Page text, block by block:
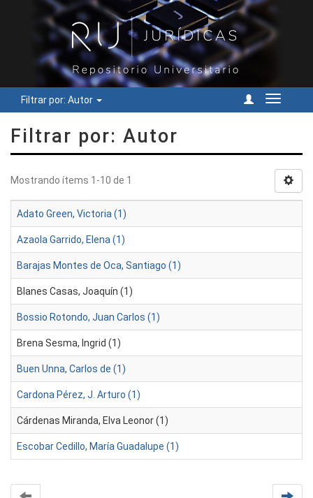
Filtrar por: Autor
Cambiar
Filtrar por: Autor
Mostrando ítems 1-10 de 1
Adato Green, Victoria (1)
Azaola Garrido, Elena (1)
Barajas Montes de Oca, Santiago (1)
Blanes Casas, Joaquín (1)
Bossio Rotondo, Juan Carlos (1)
Brena Sesma, Ingrid (1)
Buen Unna, Carlos de (1)
Cardona Pérez, J. Arturo (1)
Cárdenas Miranda, Elva Leonor (1)
Escobar Cedillo, María Guadalupe (1)